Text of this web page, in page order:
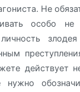
Не
особо не
действует
нужно